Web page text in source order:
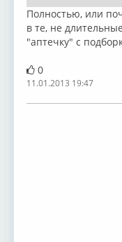
Полностью, или
в те, не
"аптечку" с
0
11.01.2013 19:47